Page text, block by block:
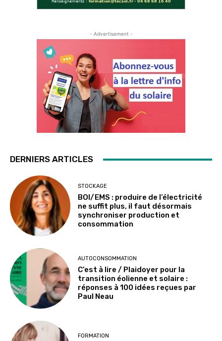
- Advertisement -
DERNIERS ARTICLES
STOCKAGE
BOI/EMS : produire de l’électricité
ne suffit plus, il faut désormais
synchroniser production et
consommation
AUTOCONSOMMATION
C’est à lire / Plaidoyer pour la
transition éolienne et solaire :
réponses à 100 idées reçues par
Paul Neau
FORMATION